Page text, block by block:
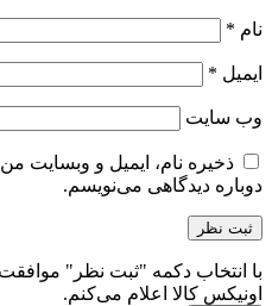
نام *
ایمیل *
وب‌ سایت
ذخیره نام، ایمیل و وبسایت
دوباره دیدگاهی می‌نویسم.
با انتخاب دکمه "ثبت نظر" موافقت
اونیکس کالا اعلام می‌کنم.